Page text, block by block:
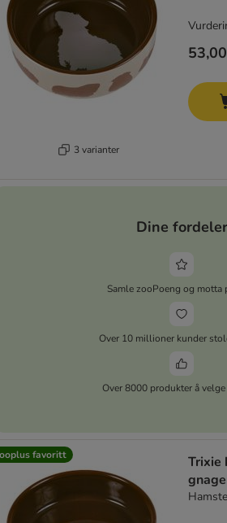
3 varianter
Dine fordeler
Samle zooPoeng og motta
Over 10 millioner kunder
Over 8000 produkter å
favoritt
Trixie